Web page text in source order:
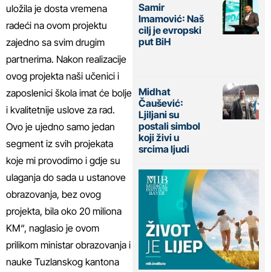
uložila je dosta vremena
radeći na ovom projektu
zajedno sa svim drugim
partnerima. Nakon realizacije
ovog projekta naši učenici i
zaposlenici škola imat će bolje
i kvalitetnije uslove za rad.
Ovo je ujedno samo jedan
segment iz svih projekata
koje mi provodimo i gdje su
ulaganja do sada u ustanove
obrazovanja, bez ovog
projekta, bila oko 20 miliona
KM“, naglasio je ovom
prilikom ministar obrazovanja i
nauke Tuzlanskog kantona
Samir
Imamović: Naš
cilj je evropski
put BiH
Midhat
Čaušević:
Ljiljani su
postali simbol
koji živi u
srcima ljudi